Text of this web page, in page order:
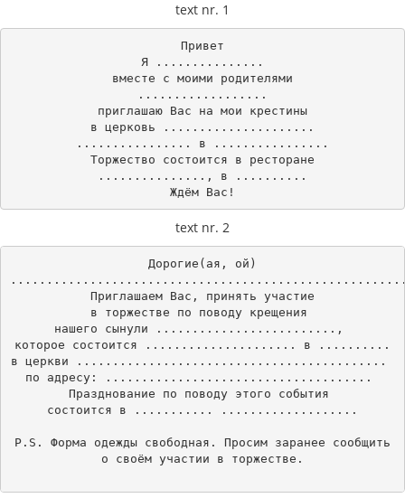
text nr. 1
Привет
Я ...............
вместе с моими родителями
..................
приглашаю Вас на мои крестины
в церковь .....................
................ в ................
Торжество состоится в ресторане
..............., в ..........
Ждём Вас!
text nr. 2
Дорогие(ая, ой)
Приглашаем Вас, принять участие
в торжестве по поводу крещения
нашего сынули .........................,
которое состоится ..................... в ..........
в церкви ...........................................
по адресу: .....................................
Празднование по поводу этого события
состоится в ........... ...................
P.S. Форма одежды свободная. Просим заранее сообщить
о своём участии в торжестве.